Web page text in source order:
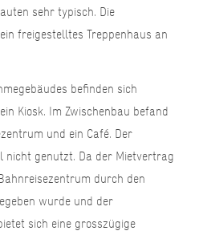
sehr typisch. Die
freigestelltes Treppenhaus an
befinden sich
Kiosk. Im Zwischenbau befand
und ein Café. Der
nicht genutzt. Da der Mietvertrag
durch den
wurde und der
sich eine grosszügige